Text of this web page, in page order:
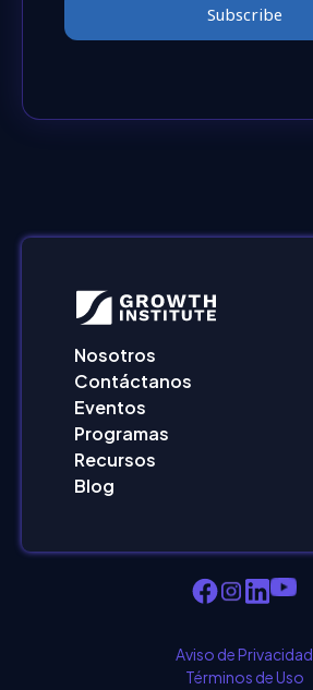
Nosotros
Contáctanos
Eventos
Programas
Recursos
Blog
Aviso de Privacidad
Términos de Uso